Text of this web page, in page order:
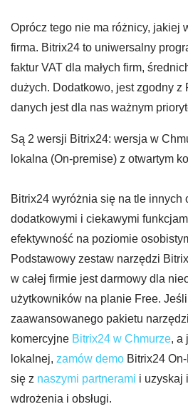
Oprócz tego nie ma różnicy, jakiej
firma. Bitrix24 to uniwersalny
faktur VAT dla małych firm,
dużych. Dodatkowo, jest zgodny z
danych jest dla nas ważnym
Są 2 wersji Bitrix24: wersja w
lokalna (On-premise) z otwartym
Bitrix24 wyróżnia się na tle innych
dodatkowymi i ciekawymi
efektywność na poziomie
Podstawowy zestaw narzędzi
w całej firmie jest darmowy dla
użytkowników na planie Free.
zaawansowanego pakietu
komercyjne Bitrix24 w Chmurze, a
lokalnej, zamów demo Bitrix24
się z naszymi partnerami i uzyskaj
wdrożenia i obsługi.